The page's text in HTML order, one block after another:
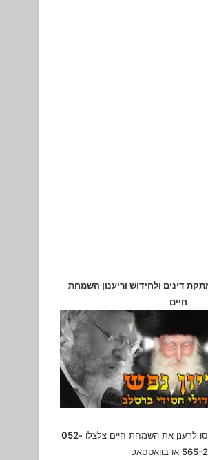
דינים ולחידוש וריענון השמחת
חיים
לרענן את השמחת חיים צלצלו 052-
565- או בוואטסאפ